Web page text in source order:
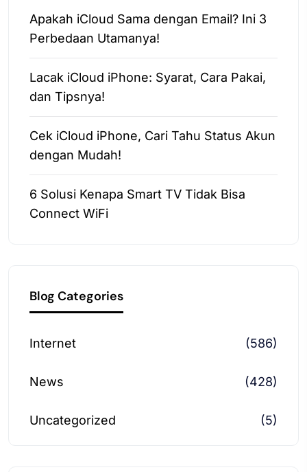
Apakah iCloud Sama dengan Email? Ini 3
Perbedaan Utamanya!
Lacak iCloud iPhone: Syarat, Cara Pakai,
dan Tipsnya!
Cek iCloud iPhone, Cari Tahu Status Akun
dengan Mudah!
6 Solusi Kenapa Smart TV Tidak Bisa
Connect WiFi
Blog Categories
Internet (586)
News (428)
Uncategorized (5)